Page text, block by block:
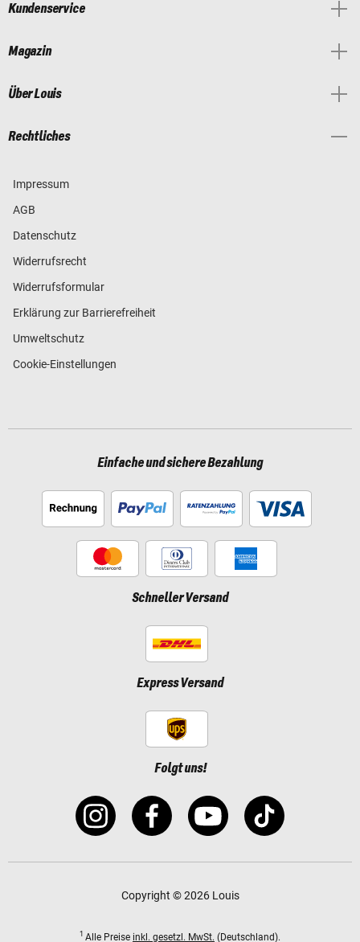
Kundenservice
Magazin
Über Louis
Rechtliches
Impressum
AGB
Datenschutz
Widerrufsrecht
Widerrufsformular
Erklärung zur Barrierefreiheit
Umweltschutz
Cookie-Einstellungen
Einfache und sichere Bezahlung
Schneller Versand
Express Versand
Folgt uns!
Copyright © 2026 Louis
1 Alle Preise inkl. gesetzl. MwSt. (Deutschland).